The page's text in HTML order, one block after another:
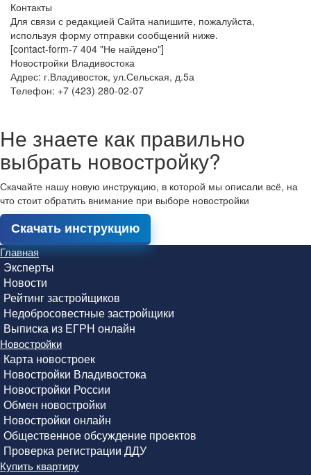
Контакты
Для связи с редакцией Сайта напишите, пожалуйста,
используя форму отправки сообщений ниже.
[contact-form-7 404 "Не найдено"]
Новостройки Владивостока
Адрес: г.Владивосток, ул.Сельская, д.5а
Телефон: +7 (423) 280-02-07
Не знаете как правильно
выбрать новостройку?
Скачайте нашу новую инструкцию, в которой мы описали всё, на
что стоит обратить внимание при выборе новостройки
Скачать инструкцию
Главная
Эксперты
Новости
Рейтинг застройщиков
Недобросовестные застройщики
Выписка из ЕГРН онлайн
Новостройки
Карта новостроек
Новостройки Владивостока
Новостройки России
Обмен новостройки
Новостройки онлайн
Общественное обсуждение проектов
Проверка регистрации ДДУ
Купить квартиру